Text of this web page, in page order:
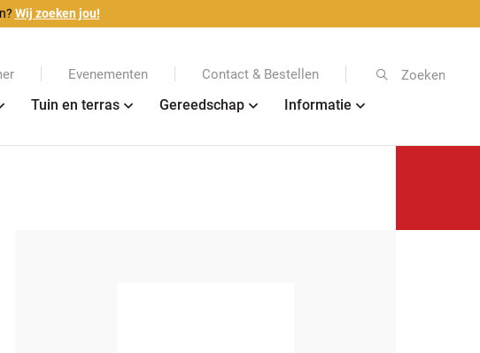
Wij zoeken jou!
Evenementen Contact & Bestellen Zoeken
Tuin en terras Gereedschap Informatie